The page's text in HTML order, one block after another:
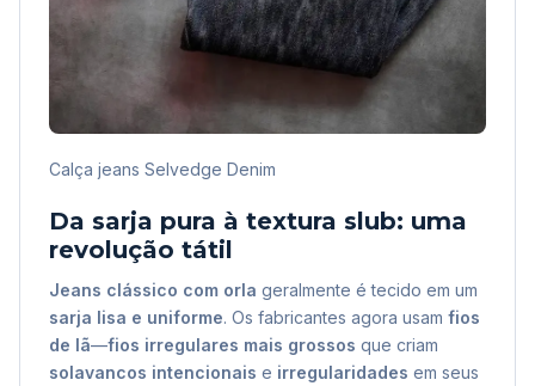
Calça jeans Selvedge Denim
Da sarja pura à textura slub: uma
revolução tátil
Jeans clássico com orla geralmente é tecido em um
sarja lisa e uniforme. Os fabricantes agora usam fios
de lã—fios irregulares mais grossos que criam
solavancos intencionais e irregularidades em seus